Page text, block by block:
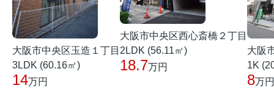
大阪市中央区玉造１丁目
3LDK (60.16㎡)
14万円
大阪市中央区西心斎橋２丁目
2LDK (56.11㎡)
18.7万円
大阪
1K
8万円